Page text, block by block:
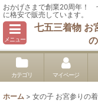
おかげさまで創業20周年！
に格安で販売しています。
メニュー
七五三着物 お
カテゴリ マイページ
ホーム > 女の子 お宮参りの